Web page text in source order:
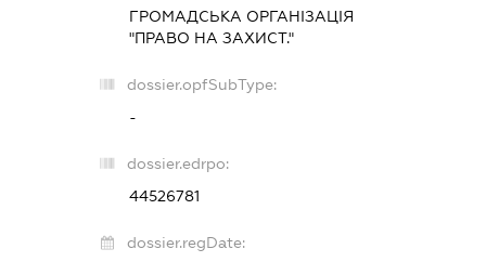
ГРОМАДСЬКА ОРГАНІЗАЦІЯ
"ПРАВО НА ЗАХИСТ."
dossier.opfSubType:
-
dossier.edrpo:
44526781
dossier.regDate: